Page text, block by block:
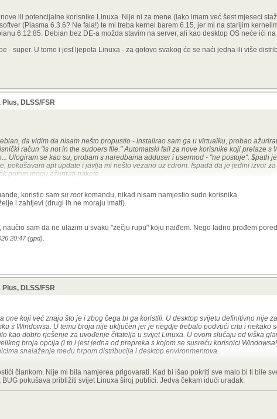
ili potencijalne korisnike Linuxa. Nije ni za mene (iako imam već šest mjeseci
(Plasma 6.3.6? Ne fala!) te mi treba kernel barem 6.15, jer mi na starijim
6.12.85. Debian bez DE-a možda stavim na server, ali kao desktop OS neće ići
- super. U tome i jest ljepota Linuxa - za gotovo svakog će se naći jedna ili više
DLSS/FSR
da vidim da nisam nešto propustio - instalirao sam ga u virtualku, probao
račun "is not in the sudoers file." Automatski fail za nove korisnike koji prelaze s
Ulogiram se kao su, probam s naredbama adduser i usermod - "ne postoje". $path
pokušavam apt update i javlja mi nešto vezano uz cdrom. Ispada da je jedini izvor
potom mogu ažurirati pakete.
nije za nove ili potencijalne korisnike Linuxa. Nije ni za mene (iako imam već šest
- želim svježi softver (Plasma 6.3.6? Ne fala!) te mi treba kernel barem 6.15, jer mi na
potrebe - super. U tome i jest ljepota Linuxa - za gotovo svakog će se naći jedna ili
koristio sam su rootkomandu, nikad nisam namjestio sudo korisnika.
i zahtjevi (drugi ih ne moraju imati).
sam da ne ulazim u svaku "zečju rupu" koju naiđem. Nego ladno prođem
20:47 (gpd).
DLSS/FSR
one koji već znaju što je i zbog čega bi ga koristili. U desktop svijetu definitivno nije
s Windowsa. U temu broja nije uključen jer je negdje trebalo podvući crtu i nekako
kao dobro rješenje za uvođenje čitatelja u svijet Linuxa. U ovom slučaju od viška
broja opcija (i to i jest jedna od prepreka s kojom se susreću korisnici
snalaženje među hrpom distribucija i desktop environmentova.
člankom. Nije mi bila namjerea prigovarati. Kad bi išao pokriti sve malo bi ti bile
pokušava približiti svijet Linuxa široj publici. Jedva čekam idući uradak.